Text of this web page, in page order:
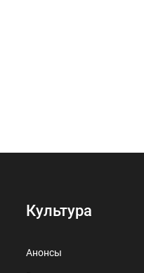
Культура
Анонсы